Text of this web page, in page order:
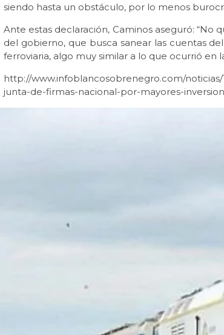
siendo hasta un obstáculo, por lo menos
Ante estas declaración, Caminos aseguró: “No
del gobierno, que busca sanear las cuentas
ferroviaria, algo muy similar a lo que ocurrió en
http://www.infoblancosobrenegro.com/
junta-de-firmas-nacional-por-mayores-